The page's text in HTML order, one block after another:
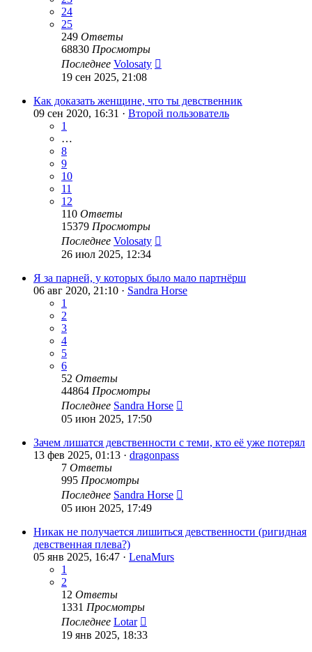
24
25
249 Ответы
68830 Просмотры
Последнее Volosaty
19 сен 2025, 21:08
Как доказать женщине, что ты девственник
09 сен 2020, 16:31 · Второй пользователь
1
…
8
9
10
11
12
110 Ответы
15379 Просмотры
Последнее Volosaty
26 июл 2025, 12:34
Я за парней, у которых было мало партнёрш
06 авг 2020, 21:10 · Sandra Horse
1
2
3
4
5
6
52 Ответы
44864 Просмотры
Последнее Sandra Horse
05 июн 2025, 17:50
Зачем лишатся девственности с теми, кто её уже потерял
13 фев 2025, 01:13 · dragonpass
7 Ответы
995 Просмотры
Последнее Sandra Horse
05 июн 2025, 17:49
Никак не получается лишиться девственности (ригидная
девственная плева?)
05 янв 2025, 16:47 · LenaMurs
1
2
12 Ответы
1331 Просмотры
Последнее Lotar
19 янв 2025, 18:33